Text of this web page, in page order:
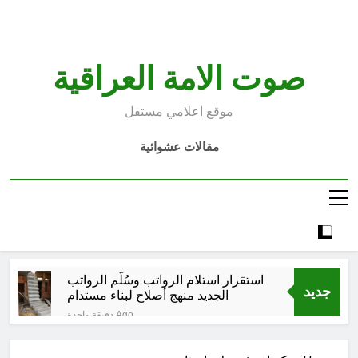
صوت الامة العراقية
موقع اعلامي مستقل
مقالات عشوائية
جديد
استقرار استلام الرواتب وسُلَّم الرواتب
الجديد منهج أصلاح لبناء مستدام
دقيقة واحدة Ago